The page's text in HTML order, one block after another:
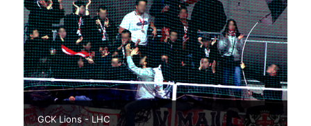
GCK Lions - LHC